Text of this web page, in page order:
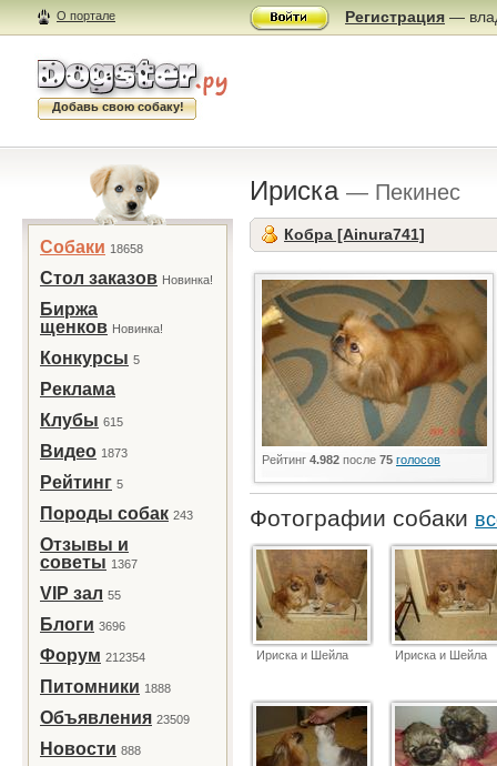
О портале Регистрация —
Добавь свою собаку!
Собаки 18658
Стол заказов Новинка!
Биржа
щенков Новинка!
Конкурсы 5
Реклама
Клубы 615
Видео 1873
Рейтинг 5
Породы собак 243
Отзывы и
советы 1367
VIP зал 55
Блоги 3696
Форум 212354
Питомники 1888
Объявления 23509
Новости 888
Ириска — Пекинес
Кобра [Ainura741]
Рейтинг 4.982 после 75 голосов
Фотографии собаки
Ириска и Шейла Ириска и Шейла